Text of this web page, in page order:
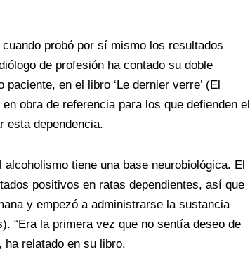
probó por sí mismo los resultados
de profesión ha contado su doble
en el libro ‘Le dernier verre’ (El
obra de referencia para los que defienden el
esta dependencia.
tiene una base neurobiológica. El
positivos en ratas dependientes, así que
y empezó a administrarse la sustancia
“Era la primera vez que no sentía deseo de
ha relatado en su libro.